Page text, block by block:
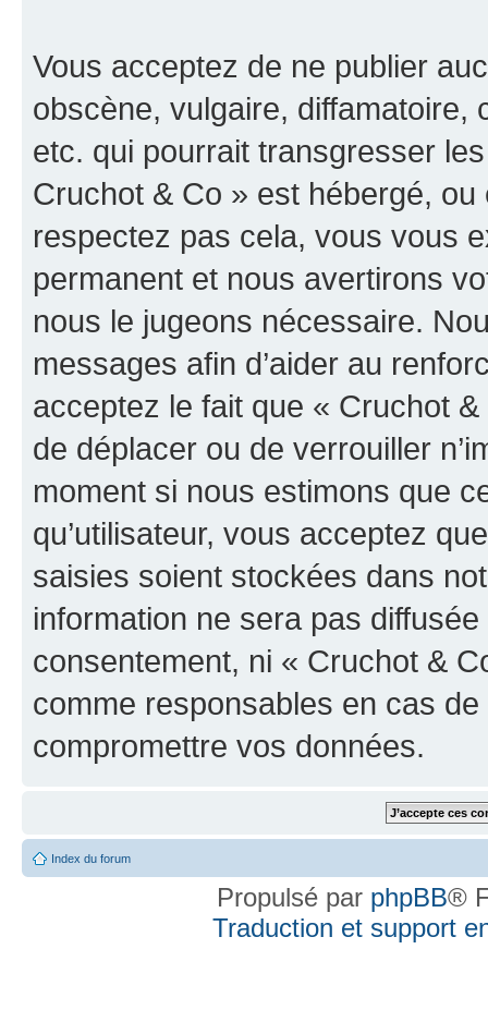
Vous acceptez de ne publier
obscène, vulgaire, diffamatoire,
etc. qui pourrait transgresser
Cruchot & Co » est hébergé,
respectez pas cela, vous vous
permanent et nous avertirons
nous le jugeons nécessaire.
messages afin d’aider au
acceptez le fait que « Cruchot
de déplacer ou de verrouiller
moment si nous estimons que
qu’utilisateur, vous acceptez
saisies soient stockées dans
information ne sera pas
consentement, ni « Cruchot &
comme responsables en cas
compromettre vos données.
Index du forum
Propulsé par phpBB®
Traduction et support